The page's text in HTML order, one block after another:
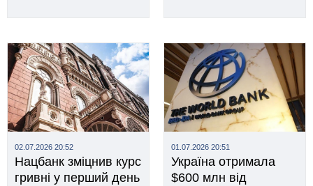
02.07.2026 20:52
Нацбанк зміцнив курс
гривні у перший день
01.07.2026 20:51
Україна отримала
$600 млн від